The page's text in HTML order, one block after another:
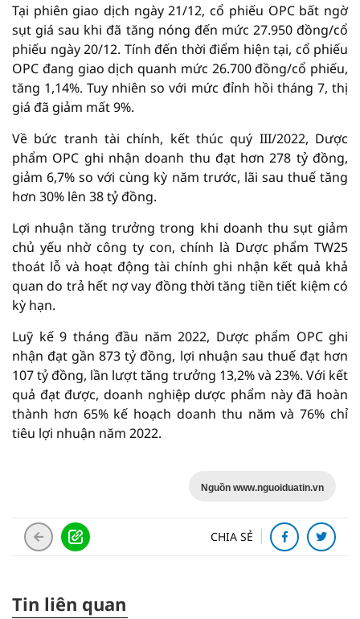
Tại phiên giao dịch ngày 21/12, cổ phiếu OPC bất ngờ
sụt giá sau khi đã tăng nóng đến mức 27.950 đồng/cổ
phiếu ngày 20/12. Tính đến thời điểm hiện tại, cổ phiếu
OPC đang giao dịch quanh mức 26.700 đồng/cổ phiếu,
tăng 1,14%. Tuy nhiên so với mức đỉnh hồi tháng 7, thị
giá đã giảm mất 9%.
Về bức tranh tài chính, kết thúc quý III/2022, Dược
phẩm OPC ghi nhận doanh thu đạt hơn 278 tỷ đồng,
giảm 6,7% so với cùng kỳ năm trước, lãi sau thuế tăng
hơn 30% lên 38 tỷ đồng.
Lợi nhuận tăng trưởng trong khi doanh thu sụt giảm
chủ yếu nhờ công ty con, chính là Dược phẩm TW25
thoát lỗ và hoạt động tài chính ghi nhận kết quả khả
quan do trả hết nợ vay đồng thời tăng tiền tiết kiệm có
kỳ hạn.
Luỹ kế 9 tháng đầu năm 2022, Dược phẩm OPC ghi
nhận đạt gần 873 tỷ đồng, lợi nhuận sau thuế đạt hơn
107 tỷ đồng, lần lượt tăng trưởng 13,2% và 23%. Với kết
quả đạt được, doanh nghiệp dược phẩm này đã hoàn
thành hơn 65% kế hoạch doanh thu năm và 76% chỉ
tiêu lợi nhuận năm 2022.
Nguồn www.nguoiduatin.vn
CHIA SẺ
Tin liên quan